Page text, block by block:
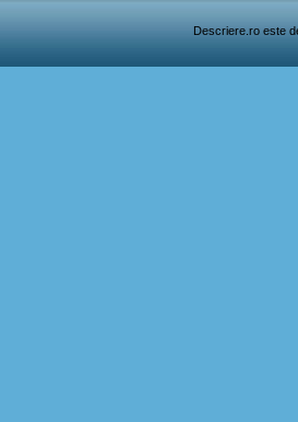
Descriere.ro este